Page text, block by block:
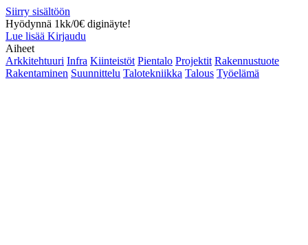
Siirry sisältöön
Hyödynnä 1kk/0€ diginäyte!
Lue lisää Kirjaudu
Aiheet
Arkkitehtuuri Infra Kiinteistöt Pientalo Projektit Rakennustuote
Rakentaminen Suunnittelu Talotekniikka Talous Työelämä